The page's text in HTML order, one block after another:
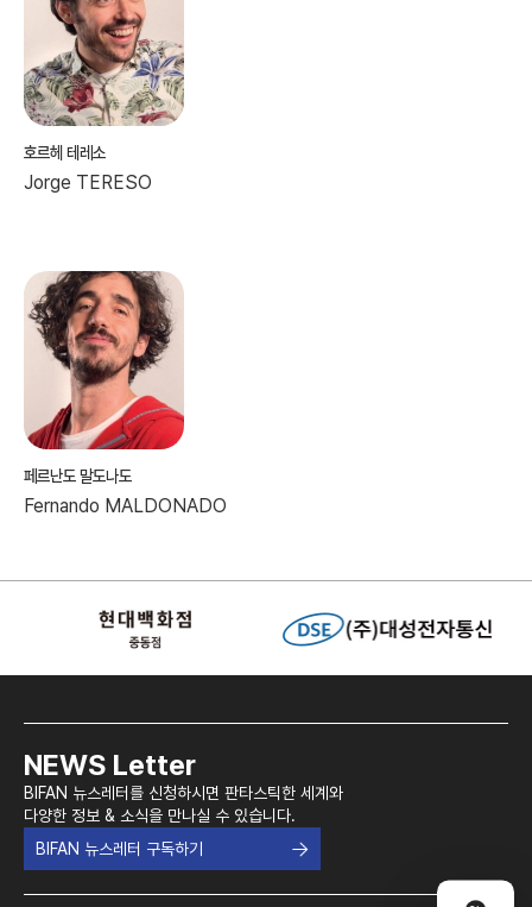
호르헤 테레소
Jorge TERESO
페르난도 말도나도
Fernando MALDONADO
NEWS Letter
BIFAN 뉴스레터를 신청하시면 판타스틱한 세계와
다양한 정보 & 소식을 만나실 수 있습니다.
BIFAN 뉴스레터 구독하기